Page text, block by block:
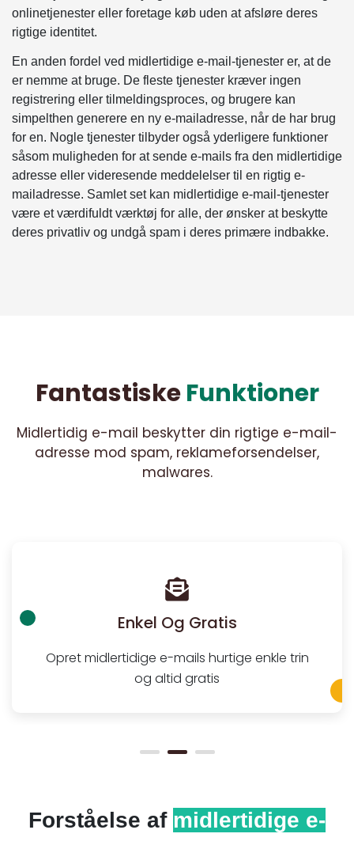
onlinetjenester eller foretage køb uden at afsløre deres
rigtige identitet.
En anden fordel ved midlertidige e-mail-tjenester er, at de
er nemme at bruge. De fleste tjenester kræver ingen
registrering eller tilmeldingsproces, og brugere kan
simpelthen generere en ny e-mailadresse, når de har brug
for en. Nogle tjenester tilbyder også yderligere funktioner
såsom muligheden for at sende e-mails fra den midlertidige
adresse eller videresende meddelelser til en rigtig e-
mailadresse. Samlet set kan midlertidige e-mail-tjenester
være et værdifuldt værktøj for alle, der ønsker at beskytte
deres privatliv og undgå spam i deres primære indbakke.
FantastiskeFunktioner
Midlertidig e-mail beskytter din rigtige e-mail-
adresse mod spam, reklameforsendelser,
malwares.
Enkel Og Gratis
Opret midlertidige e-mails hurtige enkle trin
og altid gratis
Forståelse af midlertidige e-